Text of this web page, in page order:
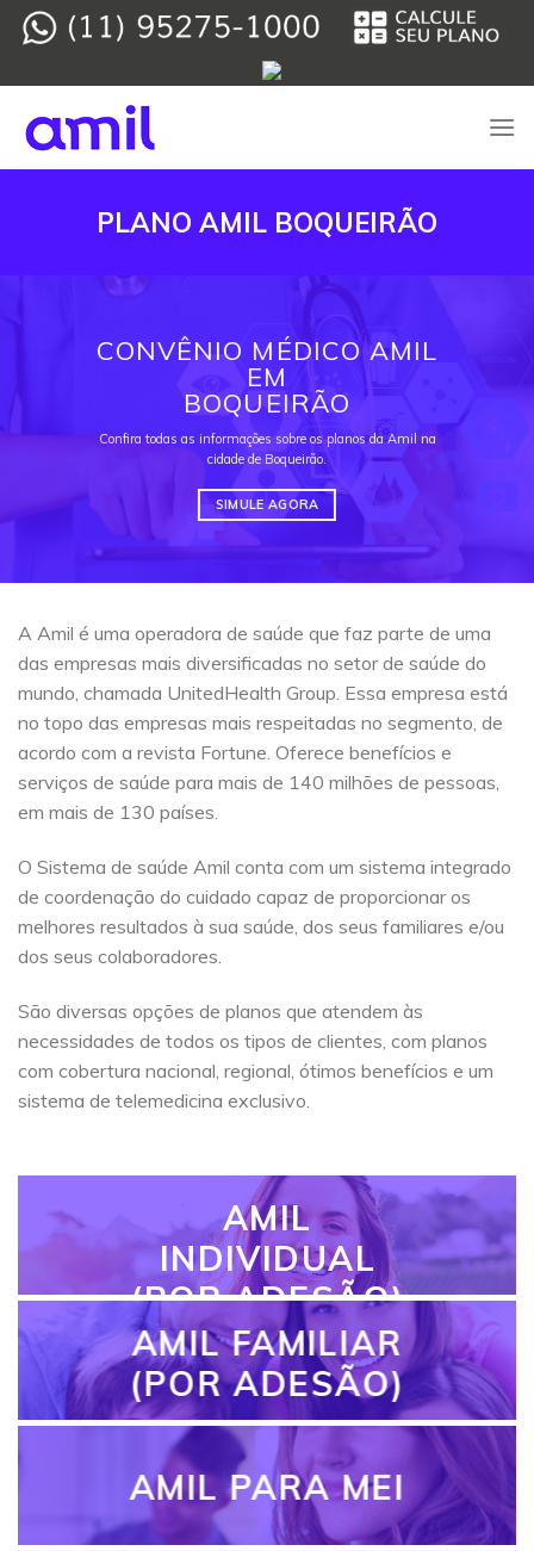
Skip
PLANO AMIL BOQUEIRÃO
CONVÊNIO MÉDICO AMIL
EM
BOQUEIRÃO
Confira todas as informações sobre os planos da Amil na
cidade de Boqueirão.
SIMULE AGORA
A Amil é uma operadora de saúde que faz parte de uma
das empresas mais diversificadas no setor de saúde do
mundo, chamada UnitedHealth Group. Essa empresa está
no topo das empresas mais respeitadas no segmento, de
acordo com a revista Fortune. Oferece benefícios e
serviços de saúde para mais de 140 milhões de pessoas,
em mais de 130 países.
O Sistema de saúde Amil conta com um sistema integrado
de coordenação do cuidado capaz de proporcionar os
melhores resultados à sua saúde, dos seus familiares e/ou
dos seus colaboradores.
São diversas opções de planos que atendem às
necessidades de todos os tipos de clientes, com planos
com cobertura nacional, regional, ótimos benefícios e um
sistema de telemedicina exclusivo.
AMIL
INDIVIDUAL
(POR ADESÃO)
AMIL FAMILIAR
(POR ADESÃO)
AMIL PARA MEI